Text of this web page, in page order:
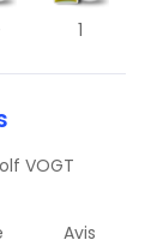
1
VOGT
Avis